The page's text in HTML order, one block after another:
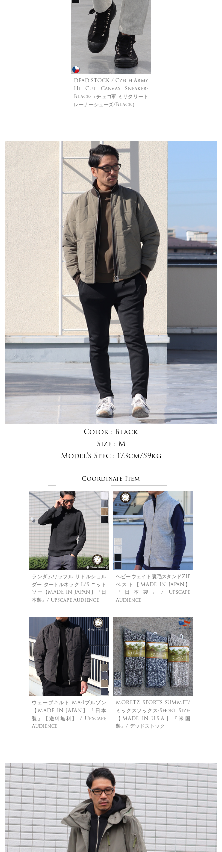
DEAD STOCK / Czech Army
Hi Cut Canvas Sneaker-
Black-（チェコ軍 ミリタリート
レーナーシューズ/Black）
Color : Black
Size : M
Model's Spec : 173cm/59kg
Coordinate Item
ランダムワッフル サドルショル
ダー タートルネック L/S ニット
ソー【MADE IN JAPAN】『日
本製』/ Upscape Audience
ヘビーウェイト裏毛スタンドZIP
ベスト【MADE IN JAPAN】
『日本製』/ Upscape
Audience
ウェーブキルト MA-1ブルゾン
【MADE IN JAPAN】『日本
製』【送料無料】 / Upscape
Audience
MORETZ SPORTS SUMMIT/
ミックスソックス-Short Size-
【MADE IN U.S.A】『米国
製』/ デッドストック